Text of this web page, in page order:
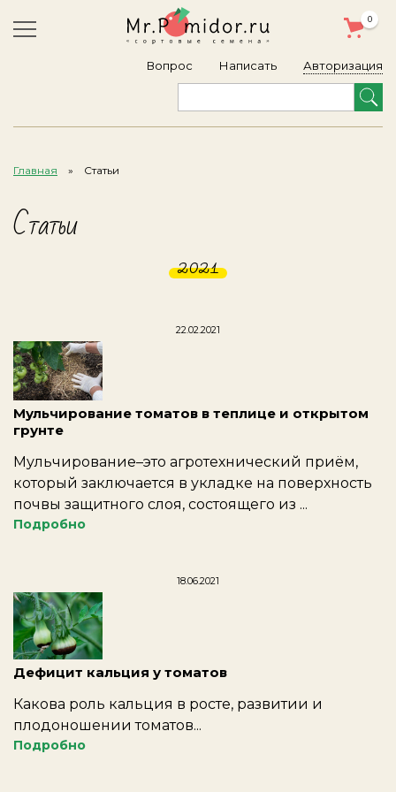
Вопрос Написать
0
Авторизация
Главная Статьи
Статьи
2021
22.02.2021
Мульчирование томатов в теплице и открытом
грунте
Мульчирование–это агротехнический приём,
который заключается в укладке на поверхность
почвы защитного слоя, состоящего из ...
Подробно
18.06.2021
Дефицит кальция у томатов
Какова роль кальция в росте, развитии и
плодоношении томатов...
Подробно